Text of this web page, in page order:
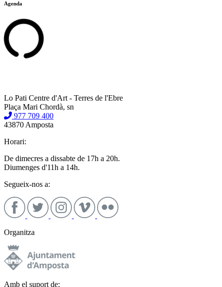
Agenda
Lo Pati Centre d'Art - Terres de l'Ebre
Plaça Mari Chordà, sn
977 709 400
43870 Amposta
Horari:
De dimecres a dissabte de 17h a 20h.
Diumenges d'11h a 14h.
Segueix-nos a:
Organitza
Amb el suport de: